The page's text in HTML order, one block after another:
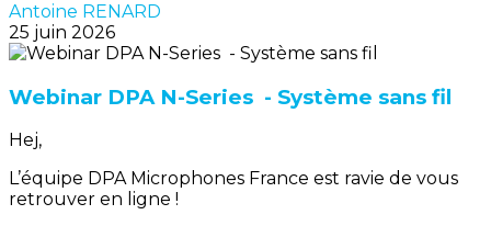
Antoine RENARD
25 juin 2026
Webinar DPA N-Series - Système sans fil
Hej,
L’équipe DPA Microphones France est ravie de vous
retrouver en ligne !